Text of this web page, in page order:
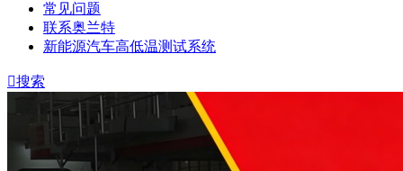
常见问题
联系奥兰特
新能源汽车高低温测试系统
搜索